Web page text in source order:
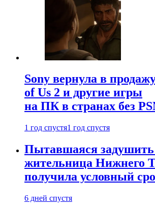
Sony вернула в
of Us 2 и другие игры
на ПК в странах без
1 год спустя1 год спустя
Пытавшаяся задушить
жительница Нижнего
получила условный
6 дней спустя